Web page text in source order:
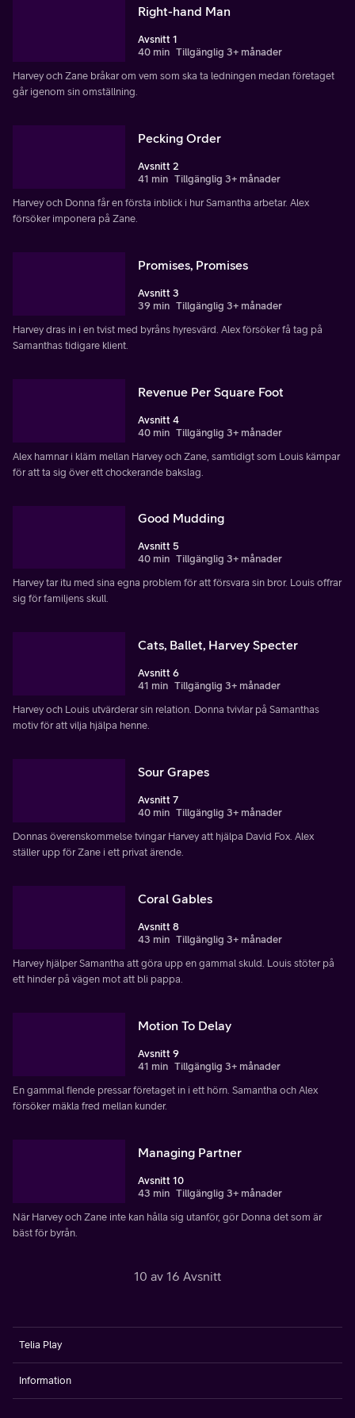
Right-hand Man
Avsnitt 1
40 min Tillgänglig 3+ månader
Harvey och Zane bråkar om vem som ska ta ledningen medan företaget
går igenom sin omställning.
Pecking Order
Avsnitt 2
41 min Tillgänglig 3+ månader
Harvey och Donna får en första inblick i hur Samantha arbetar. Alex
försöker imponera på Zane.
Promises, Promises
Avsnitt 3
39 min Tillgänglig 3+ månader
Harvey dras in i en tvist med byråns hyresvärd. Alex försöker få tag på
Samanthas tidigare klient.
Revenue Per Square Foot
Avsnitt 4
40 min Tillgänglig 3+ månader
Alex hamnar i kläm mellan Harvey och Zane, samtidigt som Louis kämpar
för att ta sig över ett chockerande bakslag.
Good Mudding
Avsnitt 5
40 min Tillgänglig 3+ månader
Harvey tar itu med sina egna problem för att försvara sin bror. Louis offrar
sig för familjens skull.
Cats, Ballet, Harvey Specter
Avsnitt 6
41 min Tillgänglig 3+ månader
Harvey och Louis utvärderar sin relation. Donna tvivlar på Samanthas
motiv för att vilja hjälpa henne.
Sour Grapes
Avsnitt 7
40 min Tillgänglig 3+ månader
Donnas överenskommelse tvingar Harvey att hjälpa David Fox. Alex
ställer upp för Zane i ett privat ärende.
Coral Gables
Avsnitt 8
43 min Tillgänglig 3+ månader
Harvey hjälper Samantha att göra upp en gammal skuld. Louis stöter på
ett hinder på vägen mot att bli pappa.
Motion To Delay
Avsnitt 9
41 min Tillgänglig 3+ månader
En gammal fiende pressar företaget in i ett hörn. Samantha och Alex
försöker mäkla fred mellan kunder.
Managing Partner
Avsnitt 10
43 min Tillgänglig 3+ månader
När Harvey och Zane inte kan hålla sig utanför, gör Donna det som är
bäst för byrån.
10 av 16 Avsnitt
Telia Play
Information